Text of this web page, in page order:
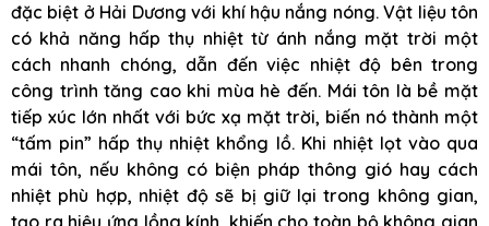
đặc biệt ở Hải Dương với khí hậu nắng nóng. Vật liệu tôn
có khả năng hấp thụ nhiệt từ ánh nắng mặt trời một
cách nhanh chóng, dẫn đến việc nhiệt độ bên trong
công trình tăng cao khi mùa hè đến. Mái tôn là bề mặt
tiếp xúc lớn nhất với bức xạ mặt trời, biến nó thành một
“tấm pin” hấp thụ nhiệt khổng lồ. Khi nhiệt lọt vào qua
mái tôn, nếu không có biện pháp thông gió hay cách
nhiệt phù hợp, nhiệt độ sẽ bị giữ lại trong không gian,